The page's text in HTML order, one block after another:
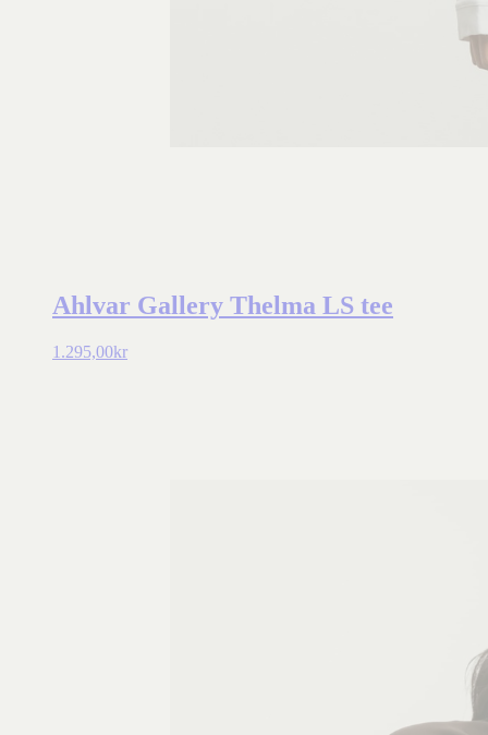
Ahlvar Gallery Thelma LS tee
1.295,00kr